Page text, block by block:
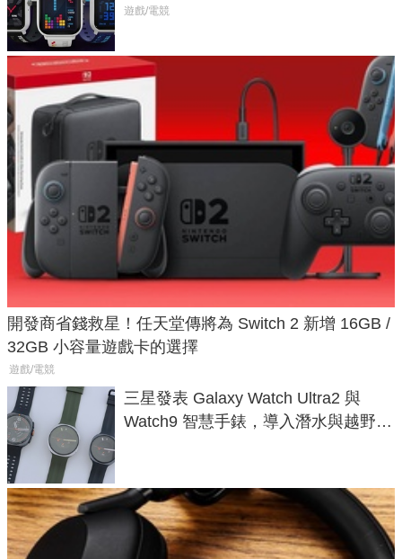
不過竟然不能連手機？
遊戲/電競
開發商省錢救星！任天堂傳將為 Switch 2 新增 16GB /
32GB 小容量遊戲卡的選擇
遊戲/電競
三星發表 Galaxy Watch Ultra2 與
Watch9 智慧手錶，導入潛水與越野跑